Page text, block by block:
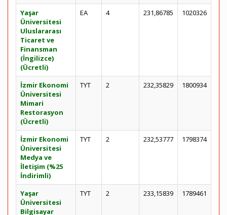
Yaşar
Üniversitesi
Uluslararası
Ticaret ve
Finansman
(İngilizce)
(Ücretli)
EA 4 231,86785 1020326
İzmir Ekonomi
Üniversitesi
Mimari
Restorasyon
(Ücretli)
TYT 2 232,35829 1800934
İzmir Ekonomi
Üniversitesi
Medya ve
İletişim (%25
İndirimli)
TYT 2 232,53777 1798374
Yaşar
Üniversitesi
Bilgisayar
TYT 2 233,15839 1789461